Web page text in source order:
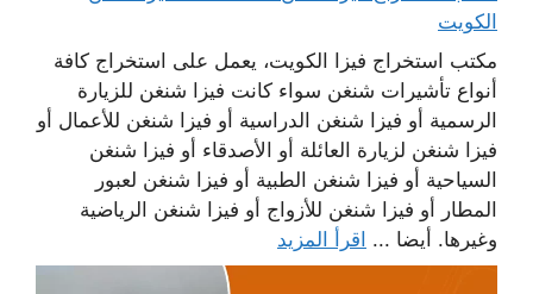
الكويت
مكتب استخراج فيزا الكويت، يعمل على استخراج كافة
أنواع تأشيرات شنغن سواء كانت فيزا شنغن للزيارة
الرسمية أو فيزا شنغن الدراسية أو فيزا شنغن للأعمال أو
فيزا شنغن لزيارة العائلة أو الأصدقاء أو فيزا شنغن
السياحية أو فيزا شنغن الطبية أو فيزا شنغن لعبور
المطار أو فيزا شنغن للأزواج أو فيزا شنغن الرياضية
وغيرها. أيضا ... اقرأ المزيد